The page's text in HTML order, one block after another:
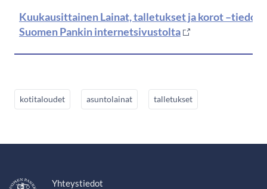
Kuukausittainen Lainat, talletukset ja korot
Suomen Pankin internetsivustolta
kotitaloudet asuntolainat talletukset
Yhteystiedot